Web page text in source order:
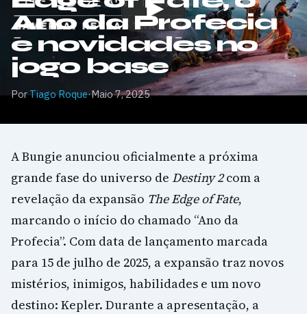
Ano da Profecia
e novidades no
jogo base
PorTiago Roque·Maio 7, 2025
A Bungie anunciou oficialmente a próxima
grande fase do universo de Destiny 2com a
revelação da expansão The Edge of Fate,
marcando o início do chamado “Ano da
Profecia”. Com data de lançamento marcada
para 15 de julho de 2025, a expansão traz novos
mistérios, inimigos, habilidades e um novo
destino: Kepler. Durante a apresentação, a